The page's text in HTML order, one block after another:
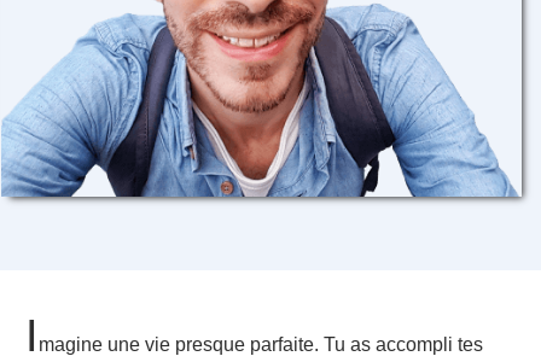
I magine une vie presque parfaite. Tu as accompli tes